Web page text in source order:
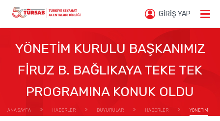
GİRİŞ YAP
YÖNETİM KURULU BAŞKANIMIZ
FİRUZ B. BAĞLIKAYA TEKE TEK
PROGRAMINA KONUK OLDU
ANA SAYFA HABERLER DUYURULAR HABERLER YÖNETİM